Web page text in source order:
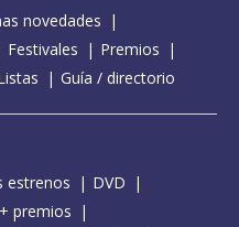
novedades
Festivales
Premios
Guía / directorio
estrenos
DVD
premios